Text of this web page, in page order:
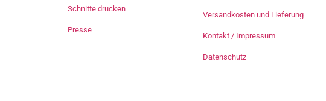
Schnitte drucken
Presse
Versandkosten und Lieferung
Kontakt / Impressum
Datenschutz